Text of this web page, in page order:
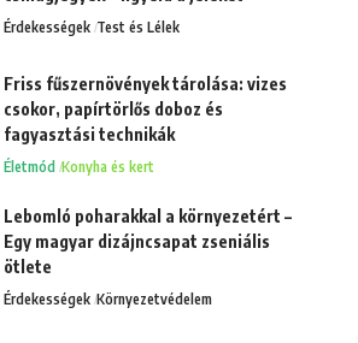
Érdekességek Test és Lélek
Friss fűszernövények tárolása: vizes
csokor, papírtörlős doboz és
fagyasztási technikák
Életmód Konyha és kert
Lebomló poharakkal a környezetért –
Egy magyar dizájncsapat zseniális
ötlete
Érdekességek Környezetvédelem